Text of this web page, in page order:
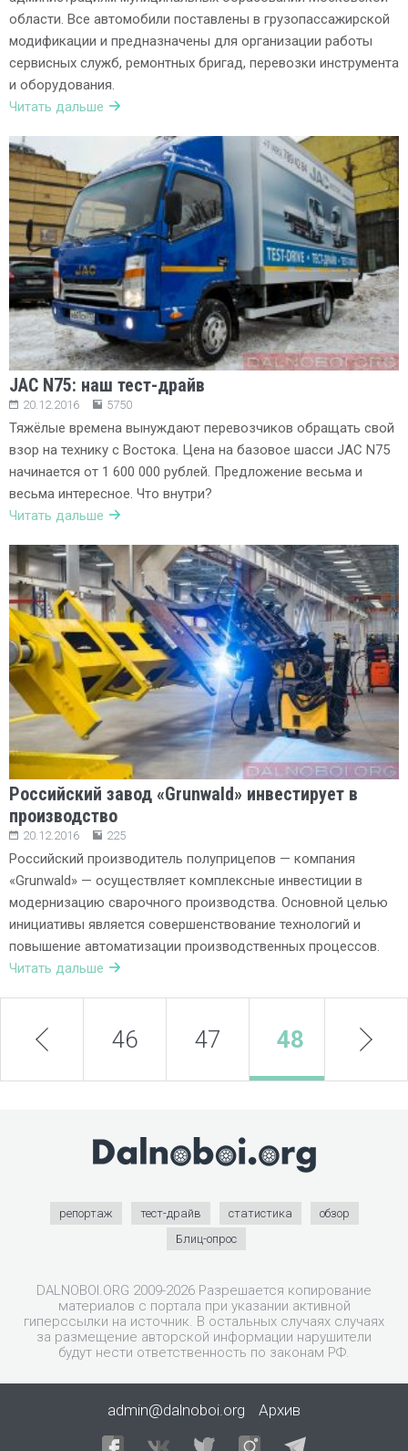
области. Все автомобили поставлены в грузопассажирской
модификации и предназначены для организации работы
сервисных служб, ремонтных бригад, перевозки инструмента
и оборудования.
Читать дальше
JAC N75: наш тест-драйв
20.12.2016 5750
Тяжёлые времена вынуждают перевозчиков обращать свой
взор на технику с Востока. Цена на базовое шасси JAC N75
начинается от 1 600 000 рублей. Предложение весьма и
весьма интересное. Что внутри?
Читать дальше
Российский завод «Grunwald» инвестирует в
производство
20.12.2016 225
Российский производитель полуприцепов — компания
«Grunwald» — осуществляет комплексные инвестиции в
модернизацию сварочного производства. Основной целью
инициативы является совершенствование технологий и
повышение автоматизации производственных процессов.
Читать дальше
prev 46 47 48 49
next
репортаж тест-драйв статистика
обзор
Блиц-опрос
DALNOBOI.ORG 2009-2026 Разрешается копирование
материалов с портала при указании активной
гиперссылки на источник. В остальных случаях случаях
за размещение авторской информации нарушители
будут нести ответственность по законам РФ.
admin@dalnoboi.org Архив